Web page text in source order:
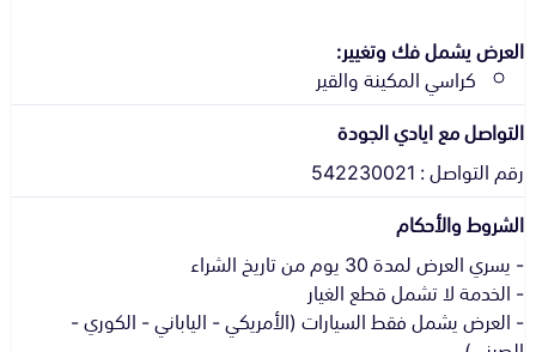
العرض يشمل فك وتغيير:
كراسي المكينة والقير
التواصل مع ايادي الجودة
رقم التواصل : 542230021
الشروط والأحكام
- العرض يشمل فقط السيارات (الأمريكي - الياباني - الكوري -